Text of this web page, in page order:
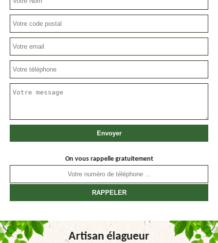
On vous rappelle gratuitement
Artisan élagueur